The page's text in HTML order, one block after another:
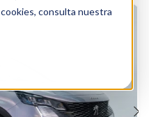
consulta nuestra